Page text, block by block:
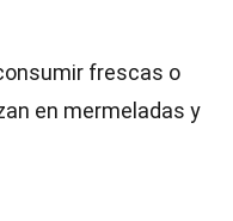
frescas o
en mermeladas y